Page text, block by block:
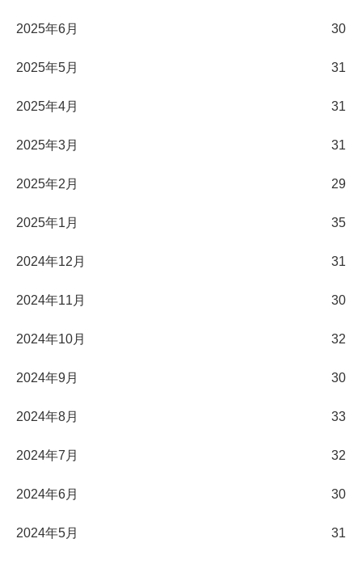
2025年6月 30
2025年5月 31
2025年4月 31
2025年3月 31
2025年2月 29
2025年1月 35
2024年12月 31
2024年11月 30
2024年10月 32
2024年9月 30
2024年8月 33
2024年7月 32
2024年6月 30
2024年5月 31